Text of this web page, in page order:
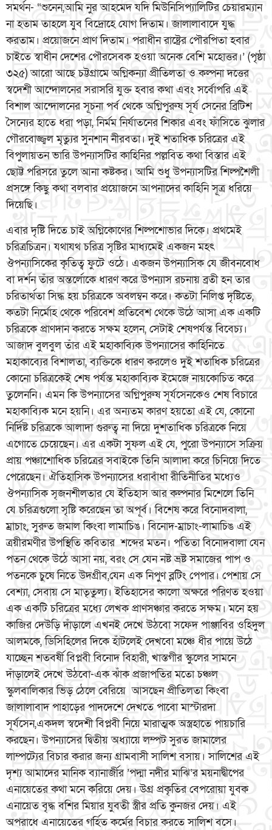
সমর্থন- “শুনেন,আমি নুর আহমেদ যদি মিউনিসিপ্যালিটির চেয়ারম্যান
না হতাম তাহলে যুব বিদ্রোহে যোগ দিতাম। জালালাবাদে যুদ্ধ
করতাম। প্রয়োজনে প্রাণ দিতাম। পরাধীন রাষ্ট্রের পৌরপিতা হবার
চাইতে স্বাধীন দেশের পৌরসেবক হওয়া অনেক বেশি মহোত্তর।’ (পৃষ্ঠা
৩২৫) আরো আছে চট্টগ্রামে অগ্নিকন্যা প্রীতিলতা ও কল্পনা দত্তের
স্বদেশী আন্দোলনের সরাসরি যুক্ত হবার কথা এবং সর্বোপরি এই
বিশাল আন্দোলনের সূচনা পর্ব থেকে অগ্নিপুরুষ সূর্য সেনের ব্রিটিশ
সৈন্যের হাতে ধরা পড়া, নির্মম নির্যাতনের শিকার এবং ফাঁসিতে ঝুলার
গৌরবোজ্জ্বল মৃত্যুর সুনশান নীরবতা। দুই শতাধিক চরিত্রের এই
বিপুলায়তন ভারি উপন্যাসটির কাহিনির পল্লবিত কথা বিস্তার এই
ছোট্ট পরিসরে তুলে আনা কষ্টকর। আমি শুধু উপন্যাসটির শিল্পশৈলী
প্রসঙ্গে কিছু কথা বলবার প্রয়োজনে আপনাদের কাহিনি সূত্র ধরিয়ে
দিয়েছি।
এবার দৃষ্টি দিতে চাই অগ্নিকোণের শিল্পশোভার দিকে। প্রথমেই
চরিত্রচিত্রন। যথাযথ চরিত্র সৃষ্টির মাধ্যমেই একজন মহৎ
ঔপন্যাসিকের কৃতিত্ব ফুটে ওঠে। একজন উপন্যাসিক যে জীবনবোধ
বা দর্শন তাঁর অন্তর্লোকে ধারণ করে উপন্যাস রচনায় ব্রতী হন তার
চরিতার্থতা সিদ্ধ হয় চরিত্রকে অবলম্বন করে। কতটা নিলিপ্ত দৃষ্টিতে,
কতটা নির্মোহ থেকে পরিবেশ প্রতিবেশ থেকে উঠে আসা এক একটি
চরিত্রকে প্রাণদান করতে সক্ষম হলেন, সেটাই শেষপর্যন্ত বিবেচ্য।
আজাদ বুলবুল তাঁর এই মহাকাব্যিক উপন্যাসের কাহিনিতে
মহাকাব্যের বিশালতা, ব্যক্তিকে ধারণ করলেও দুই শতাধিক চরিত্রের
কোনো চরিত্রকেই শেষ পর্যন্ত মহাকাব্যিক ইমেজে নায়কোচিত করে
তুলেননি। এমন কি উপন্যাসের অগ্নিপুরুষ সূর্যসেনকেও শেষ বিচারে
মহাকাব্যিক মনে হয়নি। এর অন্যতম কারণ হয়তো এই যে, কোনো
নির্দিষ্ট চরিত্রকে আলাদা গুরুত্ব না দিয়ে দুশতাধিক চরিত্রকে নিয়ে
এগোতে চেয়েছেন। এর একটা সুফল এই যে, পুরো উপন্যাসে সক্রিয়
প্রায় পঞ্চাশোধিক চরিত্রের সবাইকে তিনি আলাদা করে চিনিয়ে দিতে
পেরেছেন। ঐতিহাসিক উপন্যাসের ধরাবাঁধা রীতিনীতির মধ্যেও
ঔপন্যাসিক সৃজনশীলতার যে ইতিহাস আর কল্পনার মিশেলে তিনি
যে চরিত্রগুলো সৃষ্টি করেছেন তা অপূর্ব। বিশেষ করে বিনোদবালা,
ম্রাচাং, সুরুত জমাল কিংবা লামাচিঙ। বিনোদ-ম্রাচাং-লামাচিঙ এই
ত্রয়ীরমণীর উপস্থিতি কবিতার শব্দের মতন। পতিতা বিনোদবালা যেন
পতন থেকে উঠে আসা নয়, বরং সে যেন নষ্ট ভ্রষ্ট সমাজের পাপ ও
পতনকে চুষে নিতে উদগ্রীব,যেন এক নিপুণ ব্লটিং পেপার। পেশায় সে
বেশ্যা, সেবায় সে মাতৃতুল্য। ইতিহাসের কালো অক্ষরে পরিণত হওয়া
এক একটি চরিত্রের মধ্যে লেখক প্রাণসঞ্চার করতে সক্ষম। মনে হয়
কাজির দেউড়ি দাঁড়ালে এখনই দেখে উঠবো সফেদ পাঞ্জাবির ওহিদুল
আলমকে, ডিসিহিলের দিকে হাঁটলেই দেখবো মঞ্চে ধীর পায়ে উঠে
যাচ্ছেন শতবর্ষী বিপ্লবী বিনোদ বিহারী, খাস্তগীর স্কুলের সামনে
দাঁড়ালেই দেখে উঠবো-এক ঝাঁক প্রজাপতির মতো চঞ্চল
স্কুলবালিকার ভিড় ঠেলে বেরিয়ে আসছেন প্রীতিলতা কিংবা
জালালাবাদ পাহাড়ের পাদদেশে দেখতে পাবো মাস্টারদা
সূর্যসেন,একদল স্বদেশী বিপ্লবী নিয়ে মারাত্মক অস্ত্রহাতে পায়চারি
করছেন। উপন্যাসের দ্বিতীয় অধ্যায়ে লম্পট সুরত জামালের
লাম্পট্যের বিচার করার জন্য গ্রামবাসী সালিশ বসায়। সালিশের এই
দৃশ্য আমাদের মানিক ব্যানার্জীর ’পদ্মা নদীর মাঝি‘র ময়নাদ্বীপের
এনায়েতের কথা মনে করিয়ে দেয়। উগ্র প্রকৃতির বেপরোয়া যুবক
এনায়েত বৃদ্ধ বশির মিয়ার যুবতী স্ত্রীর প্রতি কুনজর দেয়। এই
অপরাধে এনায়েতের গর্হিত কর্মের বিচার করতে সালিশ বসে।